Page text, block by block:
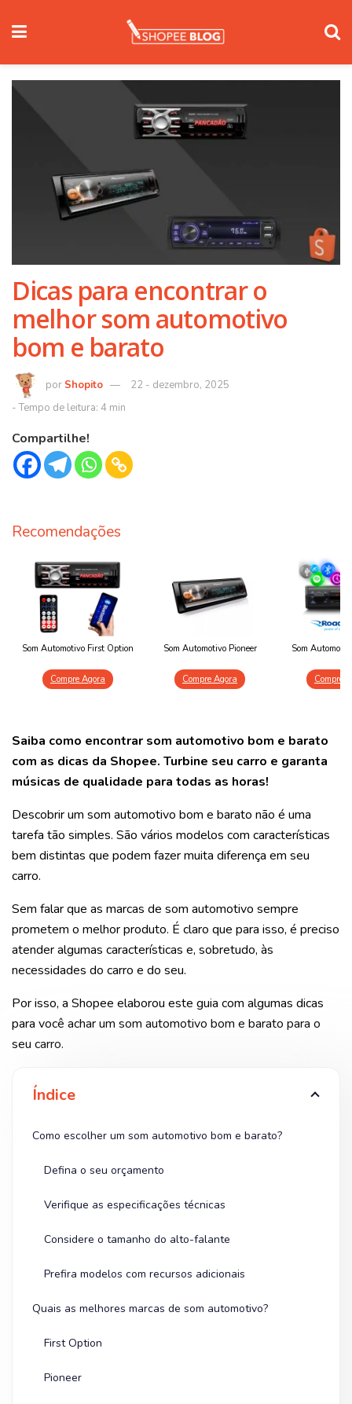
Dicas para encontrar o
melhor som automotivo
bom e barato
Shopito 22 - dezembro, 2025
Compartilhe!
Recomendações
Som Automotivo First Option
Compre Agora
Som Automotivo Pioneer
Compre Agora
Som
Compre
Saiba como encontrar som automotivo bom e barato
com as dicas da Shopee. Turbine seu carro e garanta
músicas de qualidade para todas as horas!
Descobrir um som automotivo bom e barato não é uma
tarefa tão simples. São vários modelos com características
bem distintas que podem fazer muita diferença em seu
carro.
Sem falar que as marcas de som automotivo sempre
prometem o melhor produto. É claro que para isso, é preciso
atender algumas características e, sobretudo, às
necessidades do carro e do seu.
Por isso, a Shopee elaborou este guia com algumas dicas
para você achar um som automotivo bom e barato para o
seu carro.
Índice
Como escolher um som automotivo bom e barato?
Defina o seu orçamento
Verifique as especificações técnicas
Considere o tamanho do alto-falante
Prefira modelos com recursos adicionais
Quais as melhores marcas de som automotivo?
First Option
Pioneer